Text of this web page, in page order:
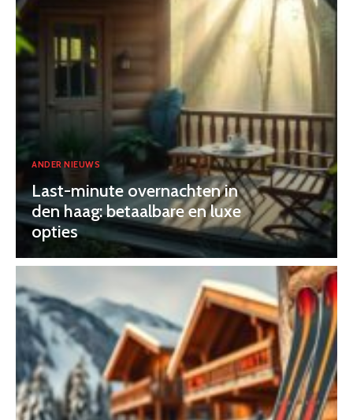
ANDER NIEUWS
Last-minute overnachten in
den haag: betaalbare en luxe
opties